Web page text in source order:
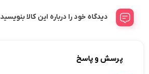
دیدگاه خود را درباره این کالا بنویسید
پرسش و پاسخ